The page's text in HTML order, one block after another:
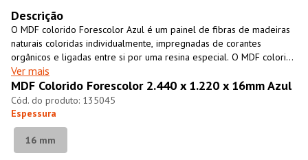
Descrição
O MDF colorido Forescolor Azul é um painel de fibras de madeiras
naturais coloridas individualmente, impregnadas de corantes
orgânicos e ligadas entre si por uma resina especial. O MDF colorido
Forescolor Azul possui a mesma cor em toda a sua espessura (faces
e substrato) ideal para usinagens de relevos (usinagem
tridimensional), dispensando pinturas ou outros acabamentos como
fitas de bordas. O MDF Forescolor Azul não e tóxico, é resistente à
umidade (hidrófugo) e possui densidade e resistência mecânica
superior ao MDF convencional. Um produto inovador para
decoração de interiores.
Ver mais
MDF Colorido Forescolor 2.440 x 1.220 x 16mm Azul
135045
Espessura
16 mm